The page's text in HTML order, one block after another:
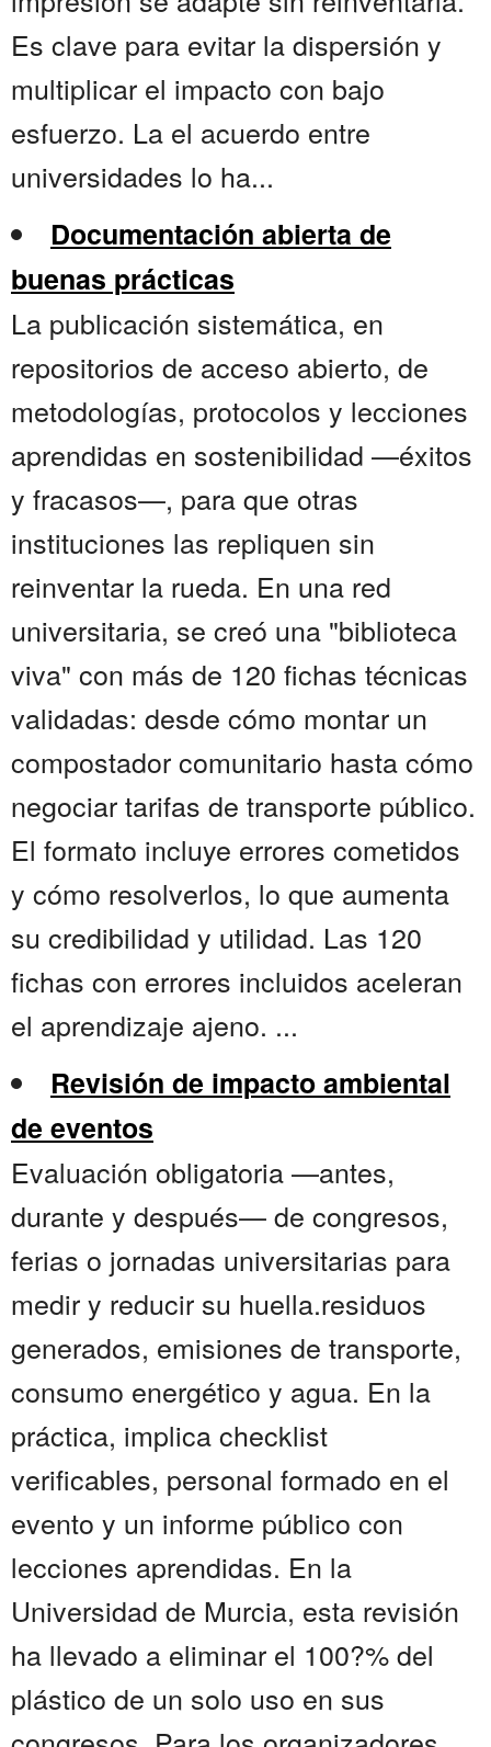
Es clave para evitar la dispersión y
multiplicar el impacto con bajo
esfuerzo. La el acuerdo entre
universidades lo ha...
Documentación abierta de
buenas prácticas
La publicación sistemática, en
repositorios de acceso abierto, de
metodologías, protocolos y lecciones
aprendidas en sostenibilidad —éxitos
y fracasos—, para que otras
instituciones las repliquen sin
reinventar la rueda. En una red
universitaria, se creó una "biblioteca
viva" con más de 120 fichas técnicas
validadas: desde cómo montar un
compostador comunitario hasta cómo
negociar tarifas de transporte público.
El formato incluye errores cometidos
y cómo resolverlos, lo que aumenta
su credibilidad y utilidad. Las 120
fichas con errores incluidos aceleran
el aprendizaje ajeno. ...
Revisión de impacto ambiental
de eventos
Evaluación obligatoria —antes,
durante y después— de congresos,
ferias o jornadas universitarias para
medir y reducir su huella.residuos
generados, emisiones de transporte,
consumo energético y agua. En la
práctica, implica checklist
verificables, personal formado en el
evento y un informe público con
lecciones aprendidas. En la
Universidad de Murcia, esta revisión
ha llevado a eliminar el 100?% del
plástico de un solo uso en sus